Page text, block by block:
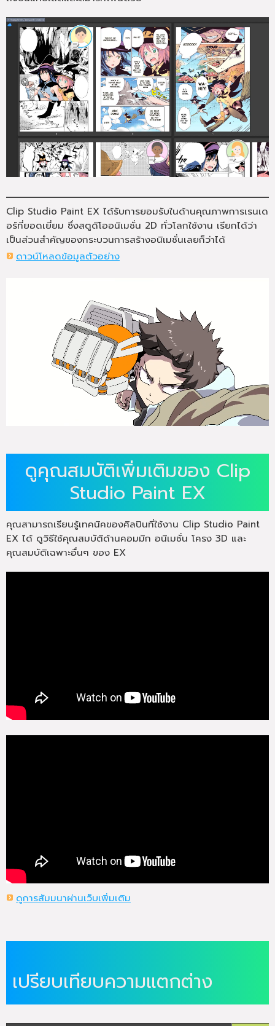
Clip Studio Paint EX ได้รับการยอมรับในด้านคุณภาพการเรนเด
อร์ที่ยอดเยี่ยม ซึ่งสตูดิโออนิเมชั่น 2D ทั่วโลกใช้งาน เรียกได้ว่า
เป็นส่วนสำคัญของกระบวนการสร้างอนิเมชั่นเลยก็ว่าได้
ดาวน์โหลดข้อมูลตัวอย่าง
ดูคุณสมบัติเพิ่มเติมของ Clip
Studio Paint EX
คุณสามารถเรียนรู้เทคนิคของศิลปินที่ใช้งาน Clip Studio Paint
EX ได้ ดูวิธีใช้คุณสมบัติด้านคอมมิก อนิเมชั่น โครง 3D และ
คุณสมบัติเฉพาะอื่นๆ ของ EX
ดูการสัมมนาผ่านเว็บเพิ่มเติม
เปรียบเทียบความแตกต่าง